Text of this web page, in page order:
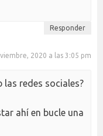
Responder
2020 a las 3:05 pm
las redes sociales?
ahí en bucle una